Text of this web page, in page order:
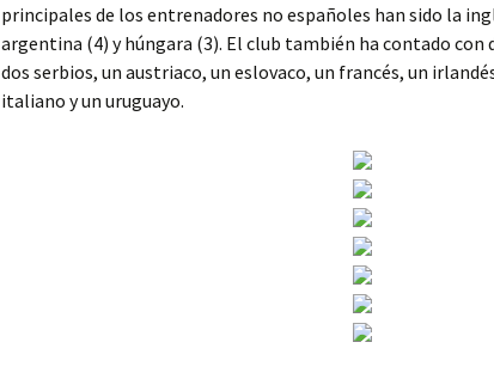
principales de los entrenadores no españoles han sido la
argentina (4) y húngara (3). El club también ha contado con
dos serbios, un austriaco, un eslovaco, un francés, un
italiano y un uruguayo.